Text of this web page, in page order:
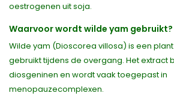
oestrogenen uit soja.
Waarvoor wordt wilde yam gebruikt?
Wilde yam (Dioscorea villosa) is een
gebruikt tijdens de overgang. Het extract
diosgeninen en wordt vaak toegepast in
menopauzecomplexen.